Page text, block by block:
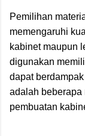
Pemilihan
memengaruhi
kabinet maupun
digunakan
dapat
adalah beberapa
pembuatan